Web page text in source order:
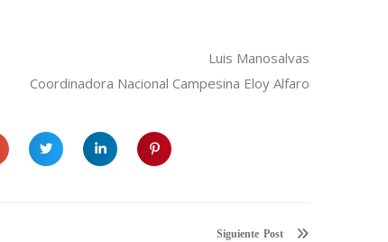
Luis Manosalvas
Coordinadora Nacional Campesina Eloy Alfaro
Siguiente